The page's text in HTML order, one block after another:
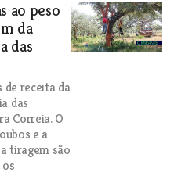
ao peso
da
das
de receita da
das
Correia. O
e a
tiragem são